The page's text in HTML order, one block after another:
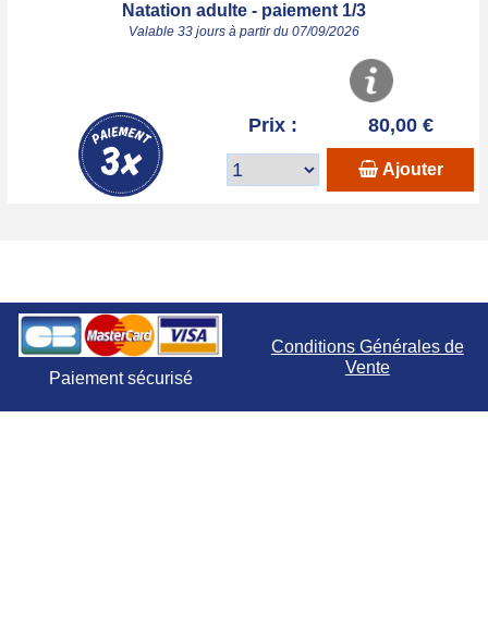
Natation adulte - paiement 1/3
Valable 33 jours à partir du 07/09/2026
Prix : 80,00 €
Ajouter
Paiement sécurisé
Conditions Générales de
Vente